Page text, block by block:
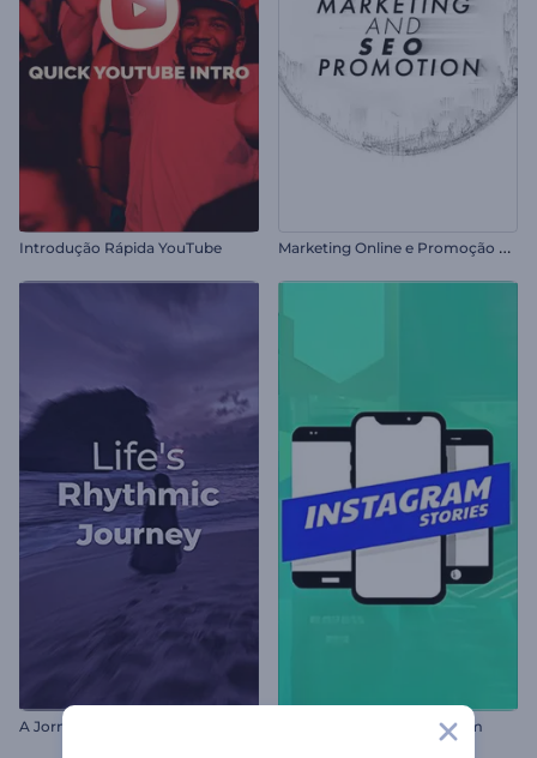
Introdução Rápida YouTube M
arketing Online e Promoção SEO
A Jornada Rítmica da Vida Pacote Stories do Instagram